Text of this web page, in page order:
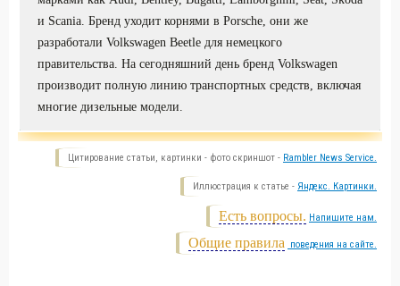
и Scania. Бренд уходит корнями в Porsche, они же
разработали Volkswagen Beetle для немецкого
правительства. На сегодняшний день бренд Volkswagen
производит полную линию транспортных средств, включая
многие дизельные модели.
Цитирование статьи, картинки - фото скриншот - Rambler News Service.
Иллюстрация к статье - Яндекс. Картинки.
Есть вопросы. Напишите нам.
Общие правила поведения на сайте.